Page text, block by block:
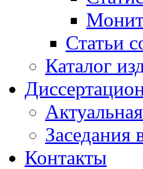
Статьи
Каталог
Заседания
Контакты